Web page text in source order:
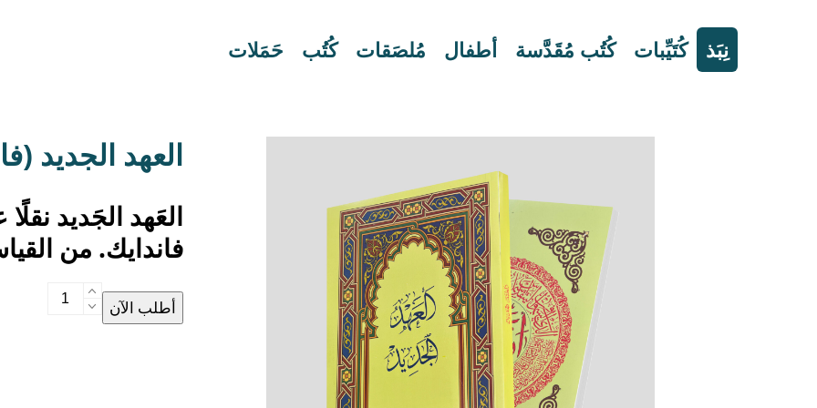
حَمَلات كُتُب مُلصَقات أطفال كُتُب مُقَدَّسة كُتَيِّبات نِبَذ
(فاندايك) العهد الجديد
العَهد الجَديد
فاندايك. من القياس
أطلب الآن